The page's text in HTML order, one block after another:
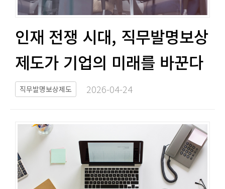
인재 전쟁 시대, 직무발명보상
제도가 기업의 미래를 바꾼다​​
직무발명보상제도 2026-04-24​